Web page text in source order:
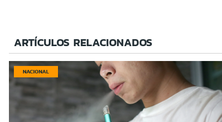
ARTÍCULOS RELACIONADOS
NACIONAL